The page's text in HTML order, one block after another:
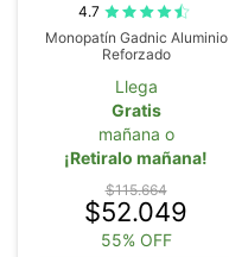
4.7
Monopatín Gadnic Aluminio
Reforzado
Llega
Gratis
mañana o
¡Retiralo mañana!
$115.664
$52.049
55% OFF